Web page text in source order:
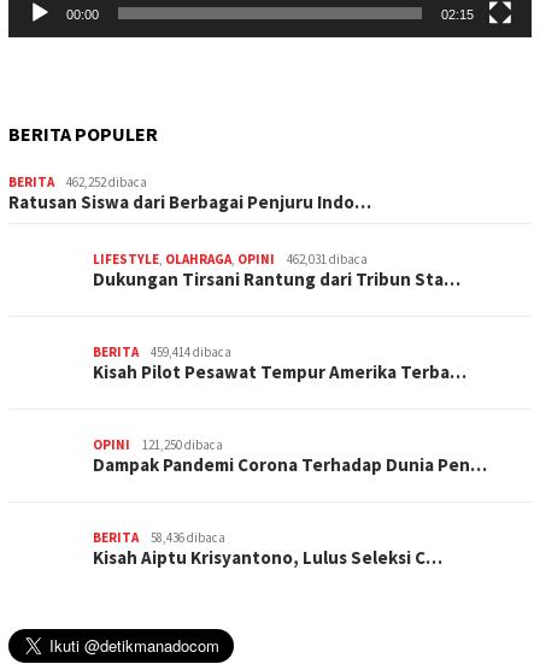
00:00 02:15
BERITA POPULER
BERITA 462,252 dibaca
Ratusan Siswa dari Berbagai Penjuru Indo…
LIFESTYLE OLAHRAGA OPINI 462,031 dibaca
Dukungan Tirsani Rantung dari Tribun Sta…
BERITA 459,414 dibaca
Kisah Pilot Pesawat Tempur Amerika Terba…
OPINI 121,250 dibaca
Dampak Pandemi Corona Terhadap Dunia Pen…
BERITA 58,436 dibaca
Kisah Aiptu Krisyantono, Lulus Seleksi C…